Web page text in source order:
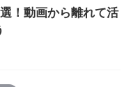
！動画から離れて活